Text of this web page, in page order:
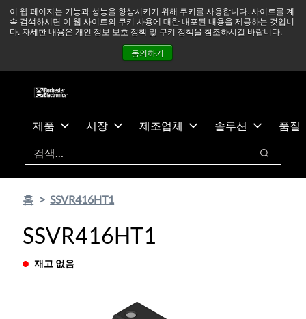
이 웹 페이지는 기능과 성능을 향상시키기 위해 쿠키를 사용합니다. 사이트를 계
속 검색하시면 이 웹 사이트의 쿠키 사용에 대한 내포된 내용을 제공하는 것입니
다. 자세한 내용은 개인 정보 보호 정책 및 쿠키 정책을 참조하시길 바랍니다.
동의하기
츠
건
중동 지역 상황을 지속적으로 주시하고 있으며, 모든 서비스는
정상적으로 운영되고 있습니다. 더 읽어보기 →
뉴스
문의하기
제품 시장 제조업체 솔루션
품질
검색
검색
홈 SSVR416HT1
SSVR416HT1
재고 없음